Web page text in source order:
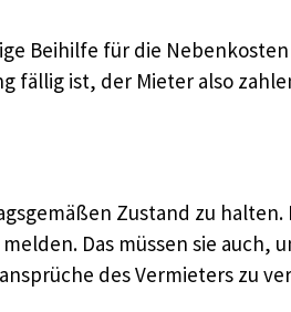
Beihilfe für die
fällig ist, der Mieter also
Zustand zu
Das müssen sie auch,
des Vermieters zu